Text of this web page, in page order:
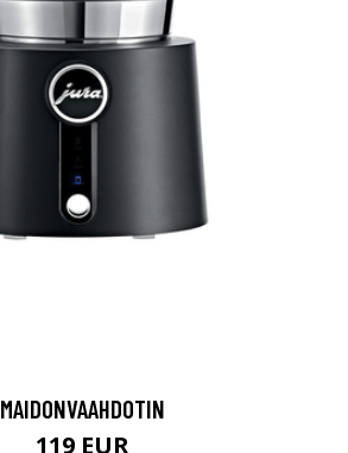
MAIDONVAAHDOTIN
119 EUR